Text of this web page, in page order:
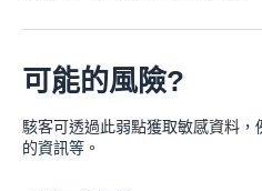
可能的風險?
駭客可透過此弱點獲取敏感資料
的資訊等。